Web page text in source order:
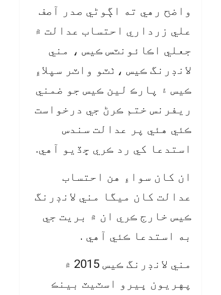
واضح رهي ته اڳوڻي صدر آصف
علي زرداري احتساب عدالت ۾
جعلي اڪائونٽس ڪيس ، مني
لانڊرنگ ڪيس ،ٺٽو واٽر سپلاءِ
ڪيس ۽ پارڪ لين ڪيس جو ضمني
ريفرنس ختم ڪرڻ جي درخواست
ڪئي هئي پر عدالت سندس
استدعا کي رد ڪري ڇڏيو آهي.
ان کان سواءِ هن احتساب
عدالت کان ميگا مني لانڊرنگ
ڪيس خارج ڪري ان ۾ بريت جي
به استدعا ڪئي آهي .
مني لانڊرنگ ڪيس 2015 ۾
پهريون ڀيرو اسٽيٽ بينڪ